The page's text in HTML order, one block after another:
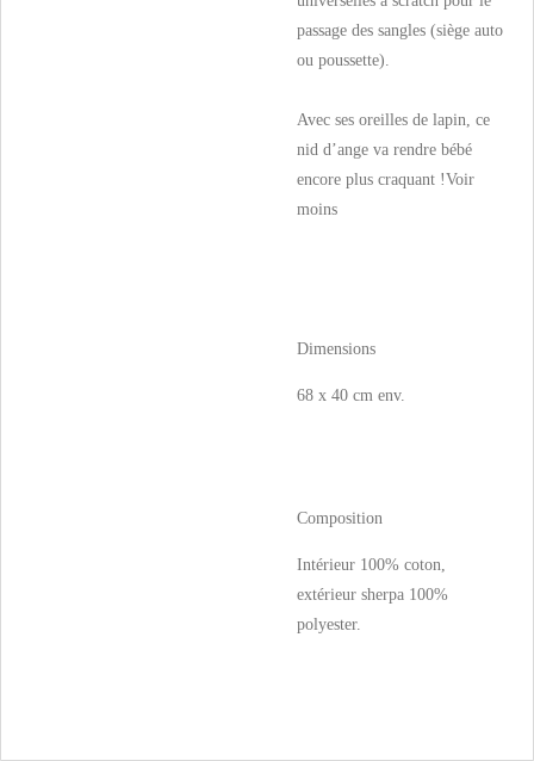
passage des sangles (siège auto
ou poussette).
Avec ses oreilles de lapin, ce
nid d’ange va rendre bébé
encore plus craquant !Voir
moins
Dimensions
68 x 40 cm env.
Composition
Intérieur 100% coton,
extérieur sherpa 100%
polyester.